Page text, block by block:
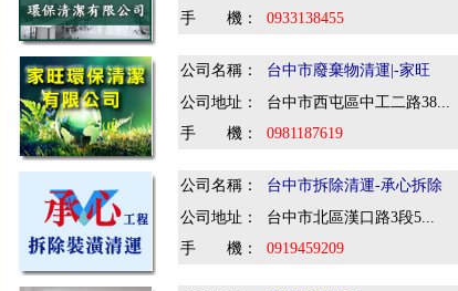
手 機：
0933138455
公司名稱： 台中市廢棄物清運|-家旺
公司地址：
台中市西屯區中工二路38...
手 機：
0981187619
公司名稱： 台中市拆除清運-承心拆除
公司地址：
台中市北區漢口路3段5...
手 機：
0919459209